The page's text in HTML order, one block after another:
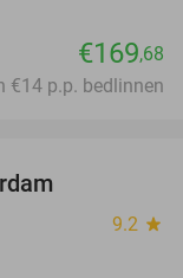
€169,68
€14 p.p. bedlinnen
9.2 star